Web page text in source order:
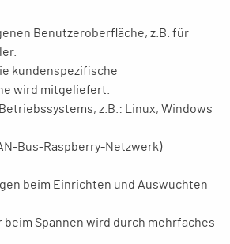
Benutzeroberfläche, z.B. für
kundenspezifische
wird mitgeliefert.
z.B.: Linux, Windows
Bus-Raspberry-Netzwerk)
beim Einrichten und Auswuchten
beim Spannen wird durch mehrfaches